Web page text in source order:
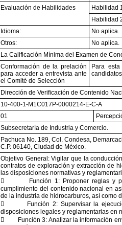
Evaluación de Habilidades
Habilidad
Habilidad
Idioma:
No aplica.
Otros:
No aplica.
La Calificación Mínima del Examen de
Conformación de la prelación
para acceder a entrevista ante
el Comité de Selección
Para
Dirección de Verificación de Contenido
10-400-1-M1C017P-0000214-E-C-A
01
Subsecretaría de Industria y Comercio.
Pachuca No. 189, Col. Condesa,
C.P. 06140, Ciudad de México.
Objetivo General: Vigilar que la
contratos de exploración y extracción de
las disposiciones normativas y

Función 1: Proponer reglas y
cumplimiento del contenido nacional en
de la industria de hidrocarburos, así como

Función 2: Supervisar la
disposiciones legales y reglamentarias en

Función 3: Analizar la información